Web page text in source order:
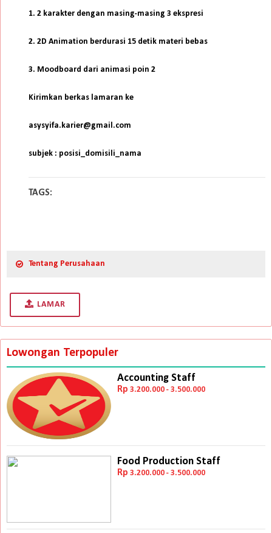
1. 2 karakter dengan masing-masing 3 ekspresi
2. 2D Animation berdurasi 15 detik materi bebas
3. Moodboard dari animasi poin 2
Kirimkan berkas lamaran ke
asysyifa.karier@gmail.com
subjek : posisi_domisili_nama
TAGS:
Tentang Perusahaan
LAMAR
Lowongan Terpopuler
Accounting Staff
Rp 3.200.000 - 3.500.000
Food Production Staff
Rp 3.200.000 - 3.500.000